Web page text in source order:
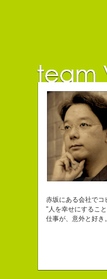
チームVision 事務局
自己紹介ジェネレータ
こんちゃっ保持壮太郎
皆からは「保持壮太郎
なにがしか書いてい
幸せでとっても怖い
生きられてる私は幸
長崎県五島市出身
３６歳
「五島列島はよいと
Copy writer
10周年キャンペーン
初対面の人によく言
「きれいな名前です
こう返す。「ええ、
赤坂にある会社でコ
"人を幸せにするこ
仕事が、意外と好き